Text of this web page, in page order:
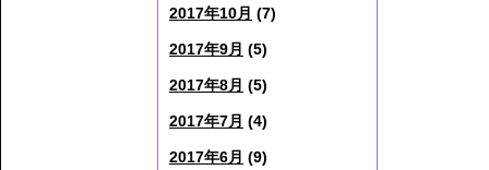
2017年10月 (7)
2017年9月 (5)
2017年8月 (5)
2017年7月 (4)
2017年6月 (9)